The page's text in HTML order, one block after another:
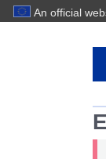
An official